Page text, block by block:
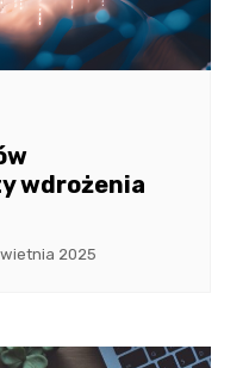
wdrożenia
2025